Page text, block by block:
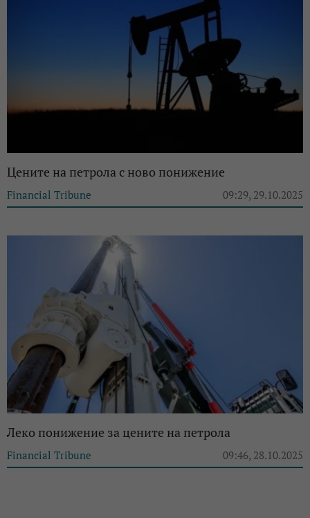
Цените на петрола с ново понижение
Financial Tribune 09:29, 29.10.2025
Леко понижение за цените на петрола
Financial Tribune 09:46, 28.10.2025